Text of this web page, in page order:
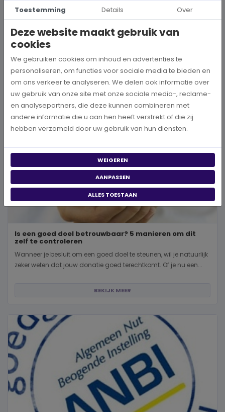
Hoe kies je een goed doel dat écht bij je past?
wereld, neem je een prachtig besluit. Jouw donatie kan het ve...
BEKIJK MEER
Is een goed doel betrouwbaar? 5 manieren om dit
zelf te controleren
Wanneer je besluit om een goed doel te steunen, wil je natuurlijk
zeker weten dat jouw donatie goed terechtkomt. Of je nu een...
BEKIJK MEER
Toestemming Details Over
Deze website maakt gebruik van
cookies
We gebruiken cookies om inhoud en advertenties te
personaliseren, om functies voor sociale media te bieden en
om ons verkeer te analyseren. We delen ook informatie over
uw gebruik van onze site met onze sociale media-, reclame-
en analysepartners, die deze kunnen combineren met
andere informatie die u aan hen heeft verstrekt of die zij
hebben verzameld door uw gebruik van hun diensten.
WEIGEREN
AANPASSEN
ALLES TOESTAAN